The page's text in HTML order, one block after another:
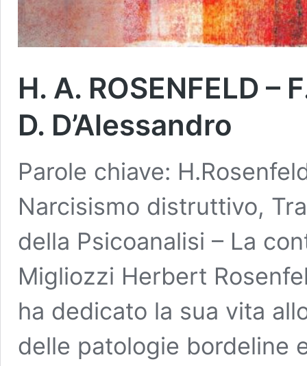
H. A. ROSENFELD
D. D’Alessandro
Parole chiave:
Narcisismo distruttivo,
della Psicoanalisi – La
Migliozzi Herbert
ha dedicato la sua vita
delle patologie bordeline